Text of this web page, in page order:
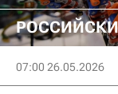
07:00 26.05.2026